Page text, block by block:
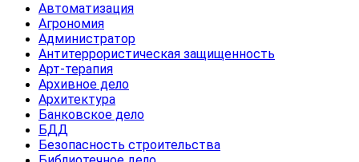
Автоматизация
Агрономия
Администратор
Антитеррористическая защищенность
Арт-терапия
Архивное дело
Архитектура
Банковское дело
БДД
Безопасность строительства